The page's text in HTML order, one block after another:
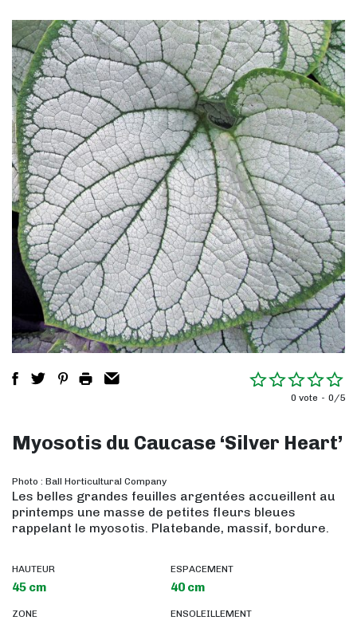
0 vote 0/5
Myosotis du Caucase ‘Silver Heart’
Photo : Ball Horticultural Company
Les belles grandes feuilles argentées accueillent au
printemps une masse de petites fleurs bleues
rappelant le myosotis. Platebande, massif, bordure.
HAUTEUR
45 cm
ESPACEMENT
40 cm
ZONE ENSOLEILLEMENT